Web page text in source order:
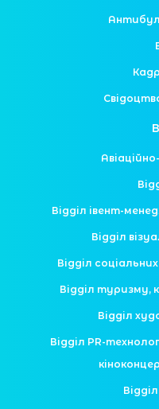
Відділ івент-
Відділ
Відділ
Відділ туризму,
Відділ
Відділ PR-